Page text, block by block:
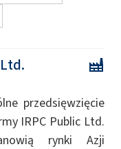
przedsięwzięcie
IRPC Public Ltd.
rynki Azji